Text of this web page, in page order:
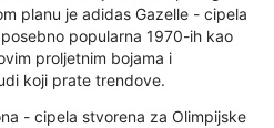
planu je adidas Gazelle - cipela
popularna 1970-ih kao
proljetnim bojama i
koji prate trendove.
- cipela stvorena za Olimpijske